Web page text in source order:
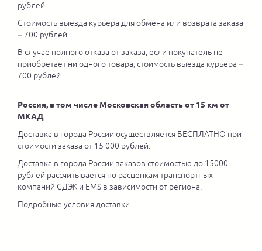
рублей.
Стоимость выезда курьера для обмена или возврата заказа
– 700 рублей.
В случае полного отказа от заказа, если покупатель не
приобретает ни одного товара, стоимость выезда курьера –
700 рублей.
Россия, в том числе Московская область от 15 км от
МКАД
Доставка в города России осуществляется БЕСПЛАТНО при
стоимости заказа от 15 000 рублей.
Доставка в города России заказов стоимостью до 15000
рублей рассчитывается по расценкам транспортных
компаний СДЭК и EMS в зависимости от региона.
Подробные условия доставки